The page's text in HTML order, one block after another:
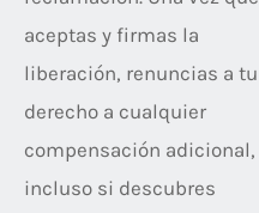
aceptas y firmas la
liberación, renuncias a tu
derecho a cualquier
compensación adicional,
incluso si descubres